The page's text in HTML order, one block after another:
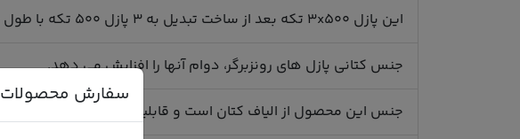
این پازل 3x500 تکه بعد از ساخت تبدیل به 3 پازل 500 تکه با طول 50 سانتی متر و عرض 50 سانتی متر می شوند.
جنس کتانی پازل های رونزبرگر، دوام آنها را افزایش می دهد.
جنس این محصول از الیاف کتان است و قابلیت بازیافت مجدد دارد.
سفارش محصولات